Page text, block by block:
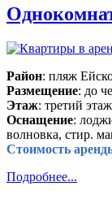
Район: пляж
Размещение: до
Этаж: третий
Оснащение:
волновка, стир.
Стоимость
Подробнее...